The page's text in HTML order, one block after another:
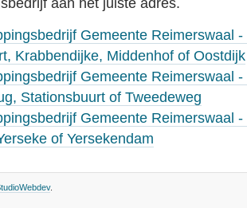
aan het juiste adres.
Gemeente Reimerswaal
Krabbendijke, Middenhof of Oostdijk
Gemeente Reimerswaal
Stationsbuurt of Tweedeweg
Gemeente Reimerswaal
of Yersekendam
.